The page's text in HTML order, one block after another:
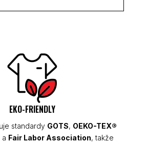
EKO-FRIENDLY
standardy GOTS, OEKO-TEX®
a Fair Labor Association, takže